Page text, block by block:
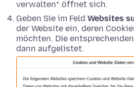
verwalten“ öffnet sich.
Geben Sie im Feld Websites
der Website ein, deren
möchten. Die
dann aufgelistet.